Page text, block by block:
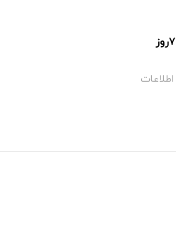
پشتیبانی ۲۴ساعت و ۷روز